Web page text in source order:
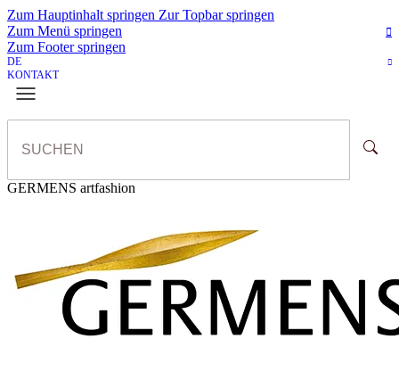
Zum Hauptinhalt springen Zur Topbar springen
Zum Menü springen
Zum Footer springen
DE
KONTAKT
GERMENS artfashion